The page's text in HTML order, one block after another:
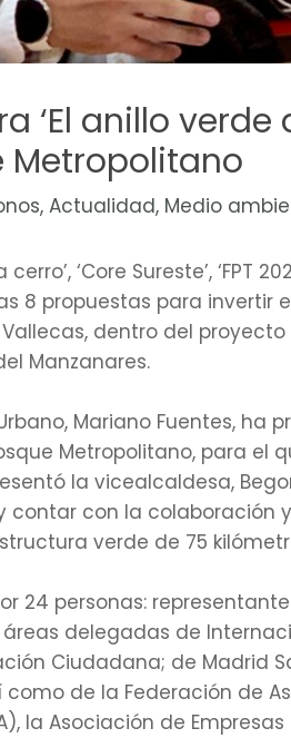
‘El anillo verde
Metropolitano
,Actualidad, Medio
‘Core Sureste’, ‘FPT
las 8 propuestas para
dentro del
Manzanares.
Mariano Fuentes,
Metropolitano, para el
la vicealcaldesa,
con la colaboración
verde de 75
24 personas:
delegadas de
Ciudadana; de Madrid
de la Federación de
la Asociación de